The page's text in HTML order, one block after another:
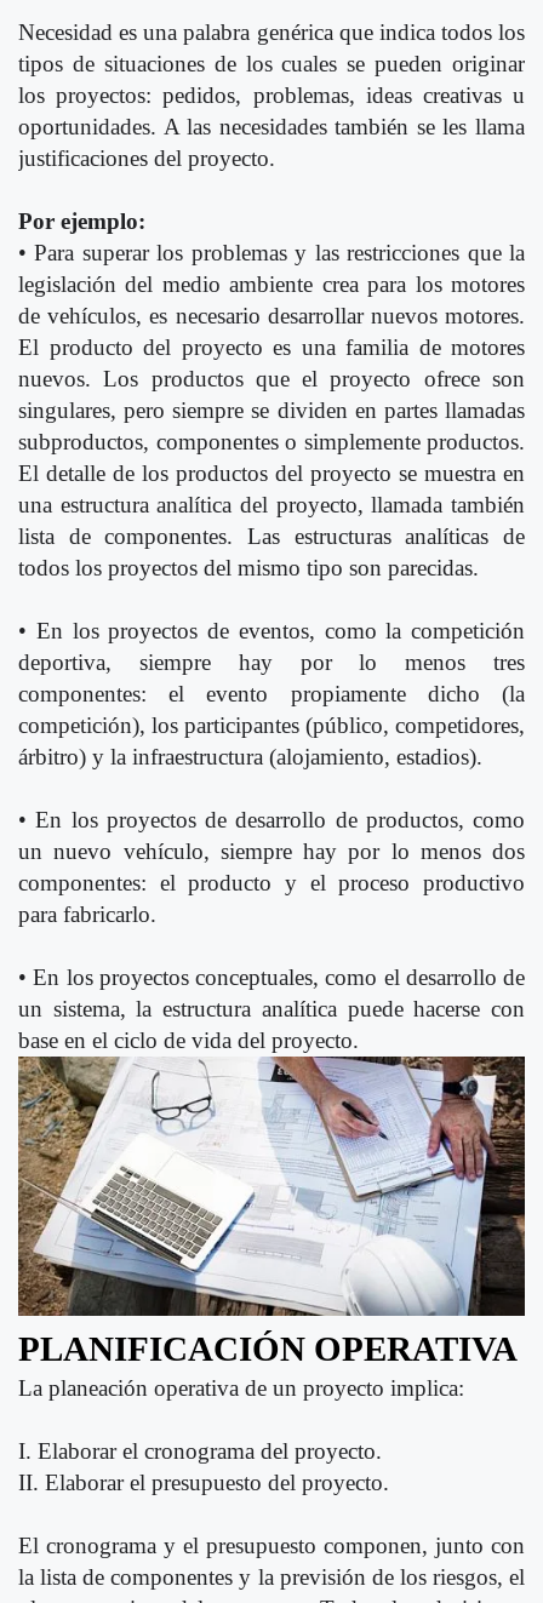
Necesidad es una palabra genérica que indica todos los
tipos de situaciones de los cuales se pueden originar
los proyectos: pedidos, problemas, ideas creativas u
oportunidades. A las necesidades también se les llama
justificaciones del proyecto.
Por ejemplo:
• Para superar los problemas y las restricciones que la
legislación del medio ambiente crea para los motores
de vehículos, es necesario desarrollar nuevos motores.
El producto del proyecto es una familia de motores
nuevos. Los productos que el proyecto ofrece son
singulares, pero siempre se dividen en partes llamadas
subproductos, componentes o simplemente productos.
El detalle de los productos del proyecto se muestra en
una estructura analítica del proyecto, llamada también
lista de componentes. Las estructuras analíticas de
todos los proyectos del mismo tipo son parecidas.
• En los proyectos de eventos, como la competición
deportiva, siempre hay por lo menos tres
componentes: el evento propiamente dicho (la
competición), los participantes (público, competidores,
árbitro) y la infraestructura (alojamiento, estadios).
• En los proyectos de desarrollo de productos, como
un nuevo vehículo, siempre hay por lo menos dos
componentes: el producto y el proceso productivo
para fabricarlo.
• En los proyectos conceptuales, como el desarrollo de
un sistema, la estructura analítica puede hacerse con
base en el ciclo de vida del proyecto.
PLANIFICACIÓN OPERATIVA
La planeación operativa de un proyecto implica:
I. Elaborar el cronograma del proyecto.
II. Elaborar el presupuesto del proyecto.
El cronograma y el presupuesto componen, junto con
la lista de componentes y la previsión de los riesgos, el